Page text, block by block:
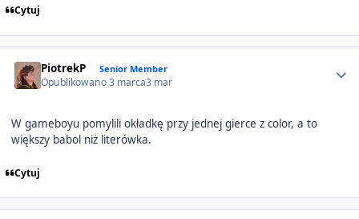
Cytuj
PiotrekP Senior Member
Opublikowano3 marca3 mar
W gameboyu pomylili okładkę przy jednej gierce z color, a to
większy babol niż literówka.
Cytuj